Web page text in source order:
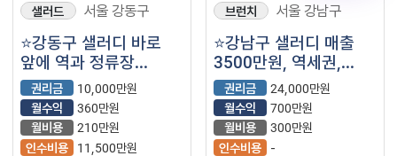
샐러드 서울 강동구
⭐강동구 샐러디 바로
앞에 역과 정류장
유동인구 많은 지역에
위치한 매장입니다.
권리금
10,000만원
월수익
360만원
월비용
210만원
인수비용
11,500만원
브런치 서울 강남구
⭐강남구 샐러디 매출
3500만원, 역세권,
복합상권으로 입지가
좋은 매장입니다.
권리금
24,000만원
월수익
700만원
월비용
300만원
인수비용
-